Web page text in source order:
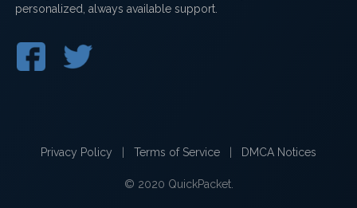
personalized, always available support.
Privacy Policy Terms of Service DMCA Notices
© 2020 QuickPacket.